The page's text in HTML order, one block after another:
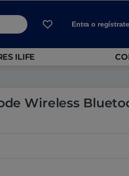
Entra o regístrate
ILIFE
Wireless